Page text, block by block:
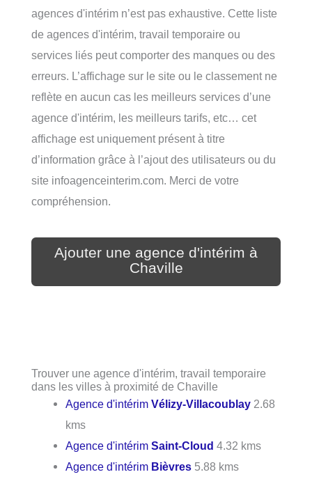
agences d'intérim n’est pas exhaustive. Cette liste
de agences d'intérim, travail temporaire ou
services liés peut comporter des manques ou des
erreurs. L’affichage sur le site ou le classement ne
reflète en aucun cas les meilleurs services d’une
agence d'intérim, les meilleurs tarifs, etc… cet
affichage est uniquement présent à titre
d’information grâce à l’ajout des utilisateurs ou du
site infoagenceinterim.com. Merci de votre
compréhension.
Ajouter une agence d'intérim à
Chaville
Trouver une agence d'intérim, travail temporaire
dans les villes à proximité de Chaville
Agence d'intérimVélizy-Villacoublay 2.68
kms
Agence d'intérimSaint-Cloud 4.32 kms
Agence d'intérim Bièvres 5.88 kms